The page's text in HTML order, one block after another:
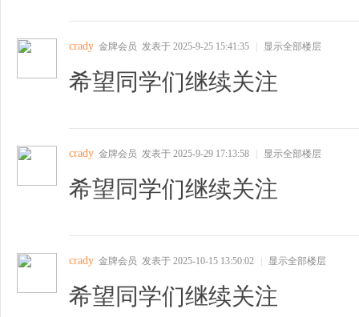
crady 金牌会员 发表于 2025-9-25 15:41:35 | 显示全部楼层
希望同学们继续关注
crady 金牌会员 发表于 2025-9-29 17:13:58 | 显示全部楼层
希望同学们继续关注
crady 金牌会员 发表于 2025-10-15 13:50:02 | 显示全部楼层
希望同学们继续关注